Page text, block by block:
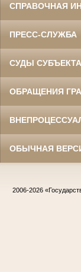
СПРАВОЧНАЯ
ПРЕСС-СЛУЖБА
СУДЫ
ОБРАЩЕНИЯ
ОБЫЧНАЯ
2006-2026